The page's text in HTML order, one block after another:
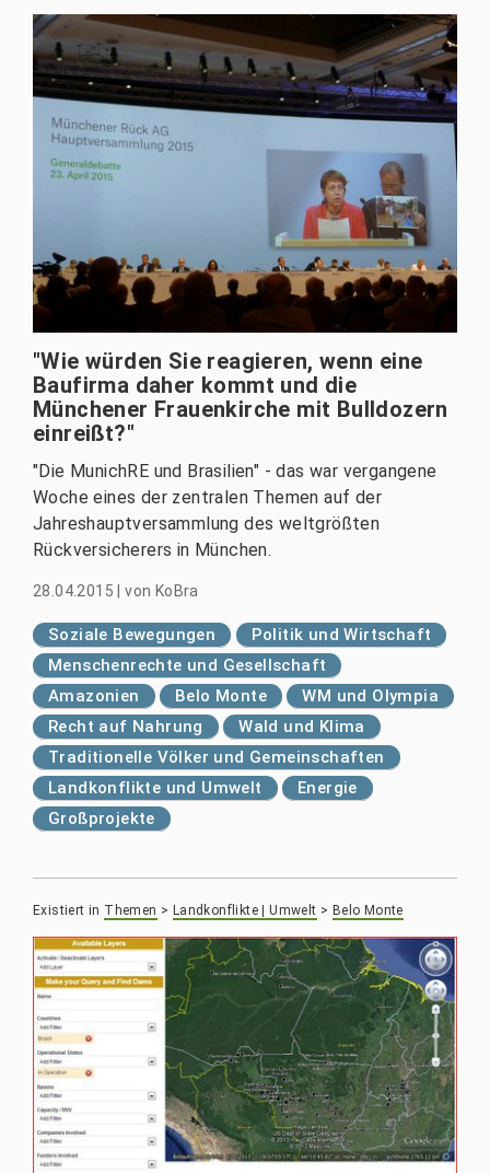
"Wie würden Sie reagieren, wenn eine
Baufirma daher kommt und die
Münchener Frauenkirche mit Bulldozern
einreißt?"
"Die MunichRE und Brasilien" - das war vergangene
Woche eines der zentralen Themen auf der
Jahreshauptversammlung des weltgrößten
Rückversicherers in München.
28.04.2015 |von KoBra
Soziale Bewegungen
Politik und Wirtschaft
Menschenrechte und Gesellschaft
Amazonien
Belo Monte
WM und Olympia
Recht auf Nahrung
Wald und Klima
Traditionelle Völker und Gemeinschaften
Landkonflikte und Umwelt
Energie
Großprojekte
Existiert in Themen > Landkonflikte | Umwelt > Belo Monte